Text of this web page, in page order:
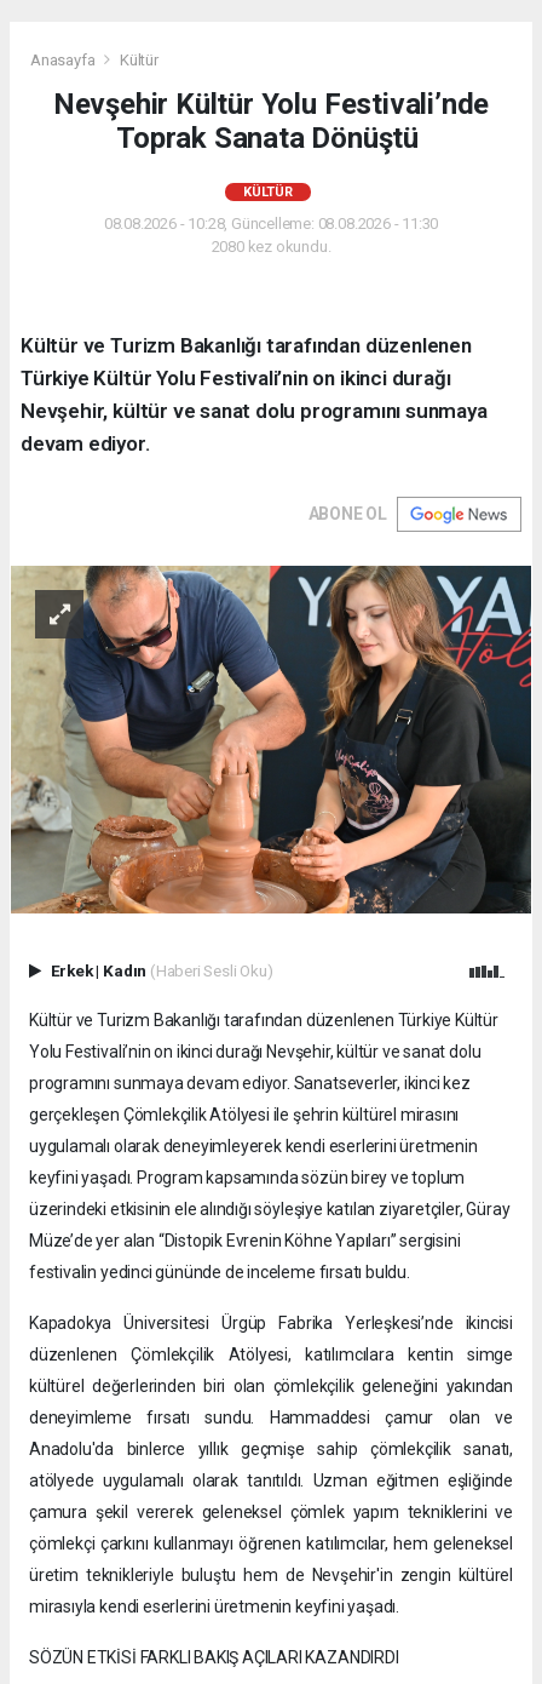
Anasayfa Kültür
Nevşehir Kültür Yolu Festivali’nde
Toprak Sanata Dönüştü
KÜLTÜR
08.08.2026 - 10:28, Güncelleme: 08.08.2026 - 11:30
2080 kez okundu.
Kültür ve Turizm Bakanlığı tarafından düzenlenen
Türkiye Kültür Yolu Festivali’nin on ikinci durağı
Nevşehir, kültür ve sanat dolu programını sunmaya
devam ediyor.
ABONE OL
Erkek| Kadın (Haberi Sesli Oku)
Kültür ve Turizm Bakanlığı tarafından düzenlenen Türkiye Kültür
Yolu Festivali’nin on ikinci durağı Nevşehir, kültür ve sanat dolu
programını sunmaya devam ediyor. Sanatseverler, ikinci kez
gerçekleşen Çömlekçilik Atölyesi ile şehrin kültürel mirasını
uygulamalı olarak deneyimleyerek kendi eserlerini üretmenin
keyfini yaşadı. Program kapsamında sözün birey ve toplum
üzerindeki etkisinin ele alındığı söyleşiye katılan ziyaretçiler, Güray
Müze’de yer alan “Distopik Evrenin Köhne Yapıları” sergisini
festivalin yedinci gününde de inceleme fırsatı buldu.
Kapadokya Üniversitesi Ürgüp Fabrika Yerleşkesi’nde ikincisi
düzenlenen Çömlekçilik Atölyesi, katılımcılara kentin simge
kültürel değerlerinden biri olan çömlekçilik geleneğini yakından
deneyimleme fırsatı sundu. Hammaddesi çamur olan ve
Anadolu'da binlerce yıllık geçmişe sahip çömlekçilik sanatı,
atölyede uygulamalı olarak tanıtıldı. Uzman eğitmen eşliğinde
çamura şekil vererek geleneksel çömlek yapım tekniklerini ve
çömlekçi çarkını kullanmayı öğrenen katılımcılar, hem geleneksel
üretim teknikleriyle buluştu hem de Nevşehir'in zengin kültürel
mirasıyla kendi eserlerini üretmenin keyfini yaşadı.
SÖZÜN ETKİSİ FARKLI BAKIŞ AÇILARI KAZANDIRDI